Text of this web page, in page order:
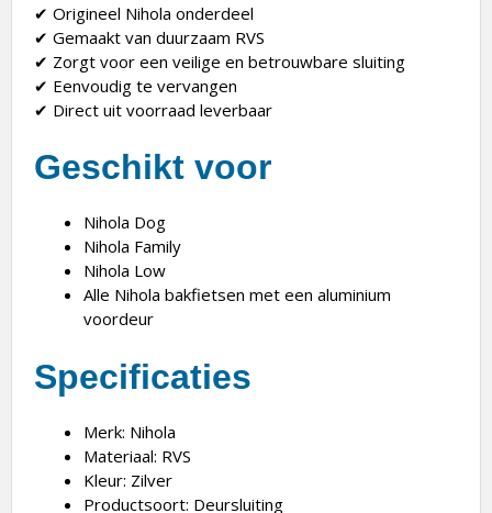
✔ Origineel Nihola onderdeel
✔ Gemaakt van duurzaam RVS
✔ Zorgt voor een veilige en betrouwbare sluiting
✔ Eenvoudig te vervangen
✔ Direct uit voorraad leverbaar
Geschikt voor
Nihola Dog
Nihola Family
Nihola Low
Alle Nihola bakfietsen met een aluminium
voordeur
Specificaties
Merk: Nihola
Materiaal: RVS
Kleur: Zilver
Productsoort: Deursluiting